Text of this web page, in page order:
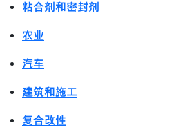
粘合剂和密封剂
农业
汽车
建筑和施工
复合改性